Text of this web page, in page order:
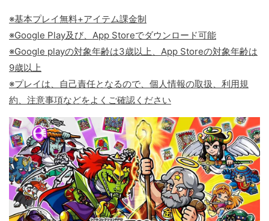
※基本プレイ無料+アイテム課金制
※Google Play及び、App Storeでダウンロード可能
※Google playの対象年齢は3歳以上、App Storeの対象年齢は
9歳以上
※プレイは、自己責任となるので、個人情報の取扱、利用規
約、注意事項などをよくご確認ください